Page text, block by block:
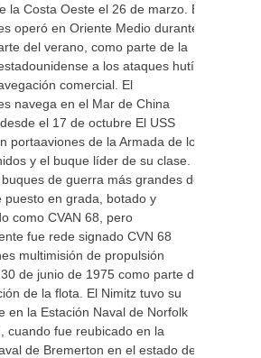
la Costa Oeste el 26 de marzo. El
operó en Oriente Medio durante
del verano, como parte de la
a los ataques hutíes
comercial. El
navega en el Mar de China
el 17 de octubre El USS
portaaviones de la Armada de los
y el buque líder de su clase.
de guerra más grandes del
puesto en grada, botado y
como CVAN 68, pero
fue rede signado CVN 68
multimisión de propulsión
de junio de 1975 como parte de
de la flota. El Nimitz tuvo su
en la Estación Naval de Norfolk
cuando fue reubicado en la
de Bremerton en el estado de